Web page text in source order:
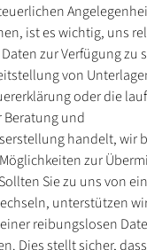
ist es wichtig, uns
zur Verfügung zu
von
oder die
und
handelt, wir
zur
Sie zu uns von
unterstützen
reibungslosen
Dies stellt sicher,